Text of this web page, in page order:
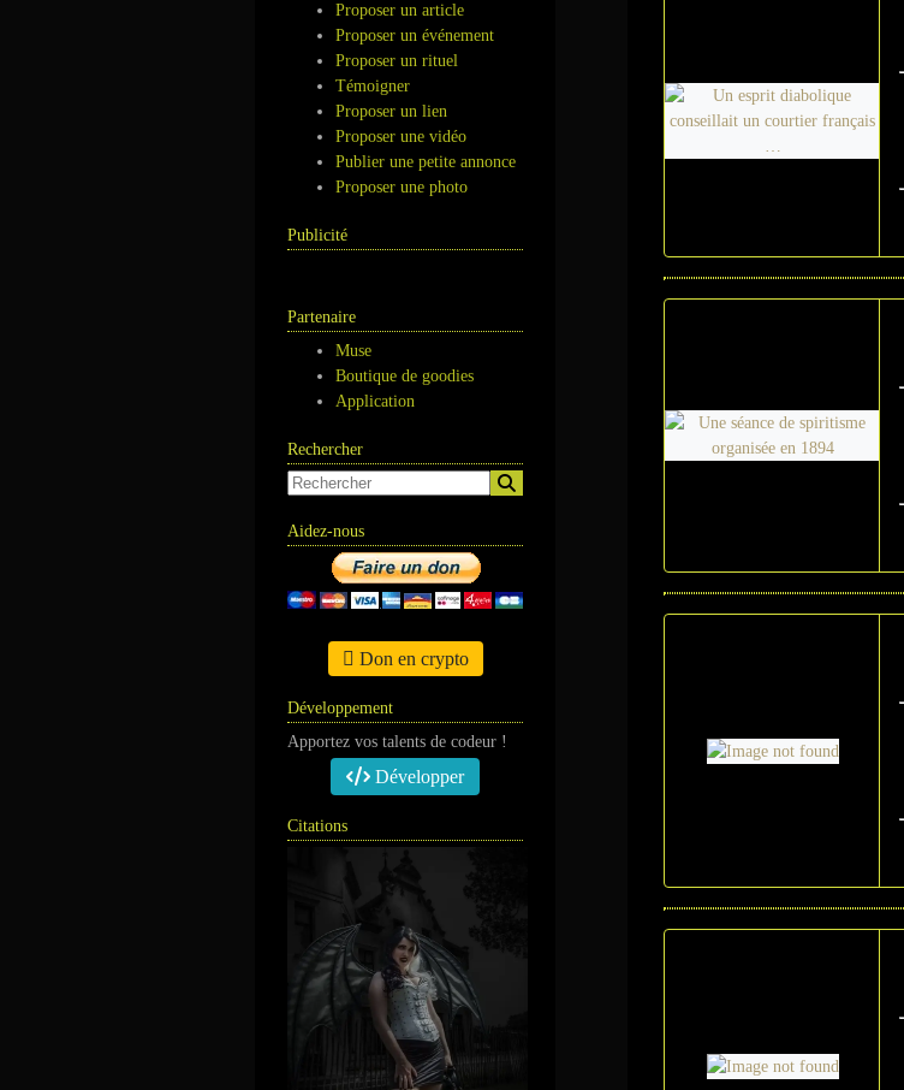
Proposer un article
Proposer un événement
Proposer un rituel
Témoigner
Proposer un lien
Proposer une vidéo
Publier une petite annonce
Proposer une photo
Publicité
Partenaire
Muse
Boutique de goodies
Application
Rechercher
Aidez-nous
Don en crypto
Développement
Apportez vos talents de codeur !
Développer
Citations